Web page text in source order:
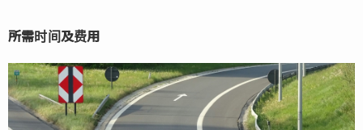
必要
2.3.
事前
检查
所需时间及费用